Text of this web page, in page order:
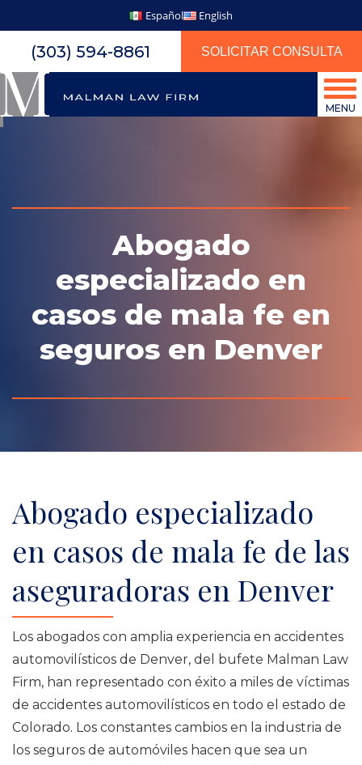
Español English
SOLICITAR CONSULTA
(303) 594-8861
MENU
Abogado
especializado en
casos de mala fe en
seguros en Denver
Abogado especializado
en casos de mala fe de las
aseguradoras en Denver
Los abogados con amplia experiencia en accidentes
automovilísticos de Denver, del bufete Malman Law
Firm, han representado con éxito a miles de víctimas
de accidentes automovilísticos en todo el estado de
Colorado. Los constantes cambios en la industria de
los seguros de automóviles hacen que sea un